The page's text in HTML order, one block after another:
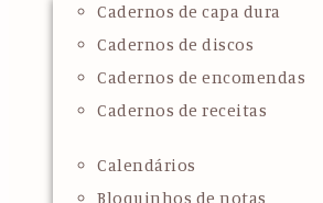
Cadernos de capa dura
Cadernos de discos
Cadernos de encomendas
Cadernos de receitas
Calendários
Bloquinhos de notas